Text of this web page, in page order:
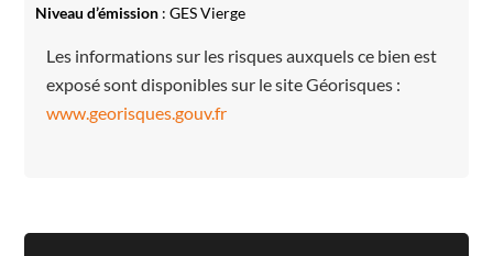
Niveau d’émission: GES Vierge
Les informations sur les risques auxquels ce bien est
exposé sont disponibles sur le site Géorisques :
www.georisques.gouv.fr